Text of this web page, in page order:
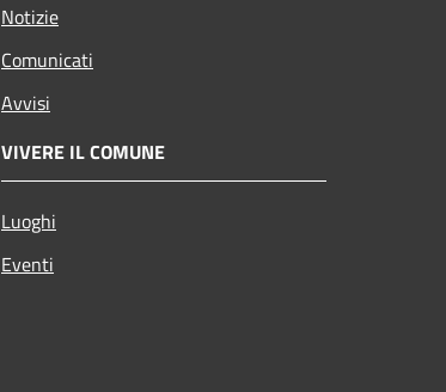
Notizie
Comunicati
Avvisi
VIVERE IL COMUNE
Luoghi
Eventi